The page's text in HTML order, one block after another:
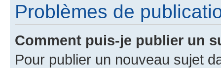
Problèmes de
Comment puis-je publier un
Pour publier un nouveau sujet